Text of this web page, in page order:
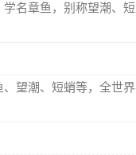
名章鱼，别称望潮、
望潮、短蛸等，全世